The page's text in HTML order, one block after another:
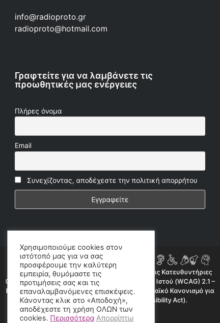
info@radioproto.gr
radioproto@hotmail.com
Γραφτείτε για να λαμβάνετε τις
προωθητικές μας ενέργειες
Πλήρες όνομα
Email
Συνεχίζοντας, αποδέχεστε την πολιτική απορρήτου
Η ιστοσελίδα μας συμμορφώνεται εν μέρει με τις Κατευθυντήριες
Οδηγίες για την Προσβασιμότητα Περιεχομένου Ιστού (WCAG) 2.1 –
Επίπεδο AA, όπως προβλέπεται από τον Ευρωπαϊκό Κανονισμό για
την Προσβασιμότητα (European Accessibility Act).
Χρησιμοποιούμε cookies στον
ιστότοπό μας για να σας
προσφέρουμε την καλύτερη
εμπειρία, θυμόμαστε τις
προτιμήσεις σας και τις
επαναλαμβανόμενες επισκέψεις.
Κάνοντας κλικ στο «Αποδοχή»,
αποδέχεστε τη χρήση ΟΛΩΝ των
cookies. Περισσότερα Απορρίπτω
©2020 radioproto.gr